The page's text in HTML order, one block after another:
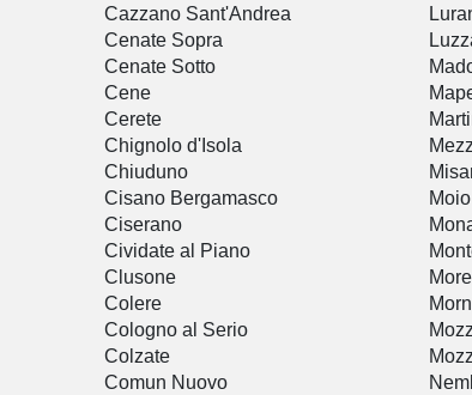
Cazzano Sant'Andrea
Cenate Sopra
Cenate Sotto
Cene
Cerete
Chignolo d'Isola
Chiuduno
Cisano Bergamasco
Ciserano
Cividate al Piano
Clusone
Colere
Cologno al Serio
Colzate
Comun Nuovo